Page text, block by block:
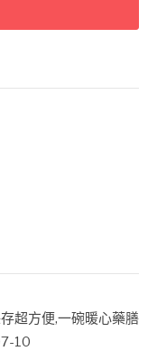
超方便,一碗暖心藥膳
10